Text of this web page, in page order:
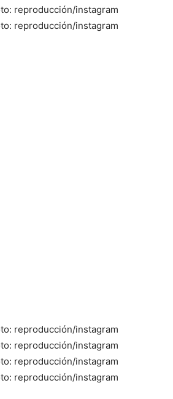
reproducción/instagram
reproducción/instagram
reproducción/instagram
reproducción/instagram
reproducción/instagram
reproducción/instagram